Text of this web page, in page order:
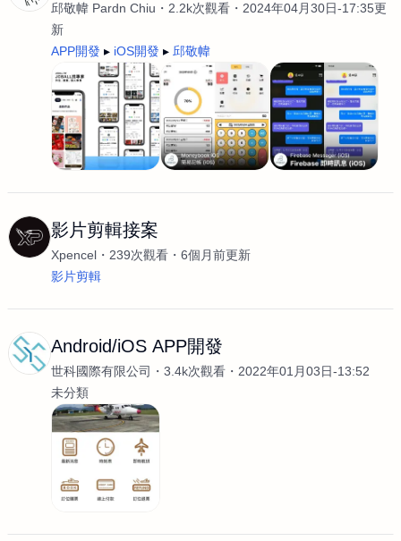
邱敬幃 Pardn Chiu 2.2k次觀看
2024年04月30日-17:35更
新
APP開發
iOS開發 邱敬幃
影片剪輯接案
Xpencel 239次觀看
6個月前更新
影片剪輯
Android/iOS APP開發
世科國際有限公司 3.4k次觀看
2022年01月03日-13:52
未分類